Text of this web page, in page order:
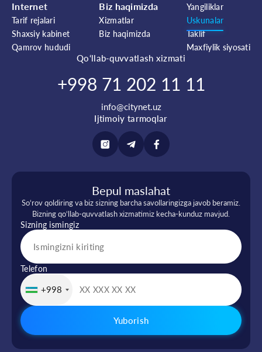
Internet
Tarif rejalari
Shaxsiy kabinet
Qamrov hududi
Biz haqimizda
Xizmatlar
Biz haqimizda
Yangiliklar
Uskunalar
Taklif
Maxfiylik siyosati
Qo‘llab-quvvatlash xizmati
+998 71 202 11 11
info@citynet.uz
Ijtimoiy tarmoqlar
Bepul maslahat
So‘rov qoldiring va biz sizning barcha savollaringizga javob beramiz.
Bizning qo‘llab-quvvatlash xizmatimiz kecha-kunduz mavjud.
Sizning ismingiz
Telefon
+998
Yuborish